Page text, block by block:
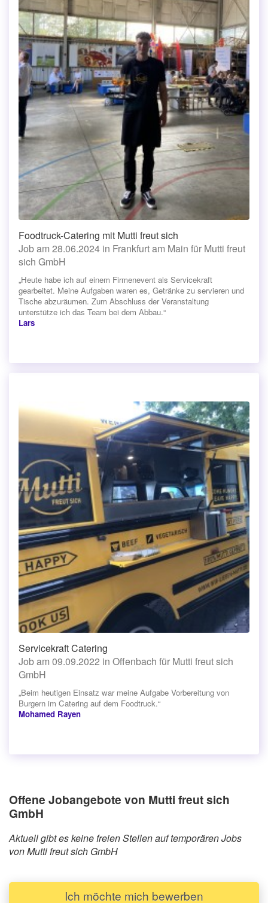
Foodtruck-Catering mit Mutti freut sich
Job am 28.06.2024 in Frankfurt am Main für Mutti freut
sich GmbH
„Heute habe ich auf einem Firmenevent als Servicekraft
gearbeitet. Meine Aufgaben waren es, Getränke zu servieren und
Tische abzuräumen. Zum Abschluss der Veranstaltung
unterstütze ich das Team bei dem Abbau.“
Lars
Servicekraft Catering
Job am 09.09.2022 in Offenbach für Mutti freut sich
GmbH
„Beim heutigen Einsatz war meine Aufgabe Vorbereitung von
Burgern im Catering auf dem Foodtruck.“
Mohamed Rayen
Offene Jobangebote von Mutti freut sich
GmbH
Aktuell gibt es keine freien Stellen auf temporären Jobs
von Mutti freut sich GmbH
Ich möchte mich bewerben